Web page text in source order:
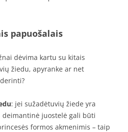
papuošalais
dėvima kartu su kitais
žiedu, apyranke ar net
: jei sužadėtuvių žiede yra
juostelė gali būti
formos akmenimis – taip